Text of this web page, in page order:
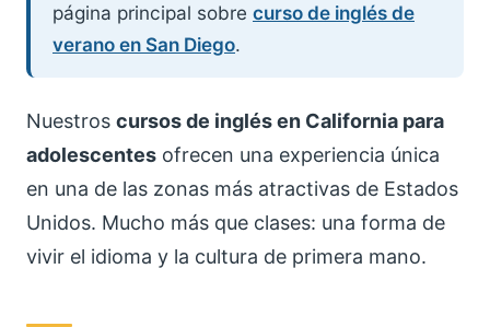
página principal sobre curso de inglés de
verano en San Diego.
Nuestros cursos de inglés en California para
adolescentes ofrecen una experiencia única
en una de las zonas más atractivas de Estados
Unidos. Mucho más que clases: una forma de
vivir el idioma y la cultura de primera mano.